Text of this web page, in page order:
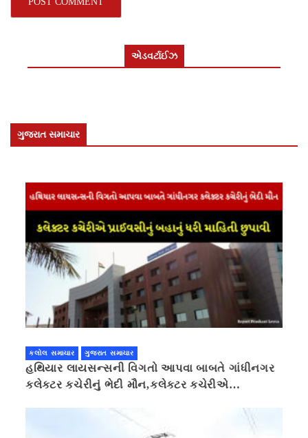
એડવર્ટાઈઝ
ગુજરાત સમાચાર
કલોલ સમાચાર ગુજરાત સમાચાર
હથિયાર લાયસન્સની વિગતો આપવા બાબતે ગાંધીનગર
કલેક્ટર કચેરીનું ભેદી મૌન,કલેક્ટર કચેરીએ